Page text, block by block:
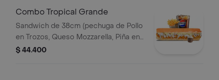
Combo Tropical Grande
Sandwich de 38cm (pechuga de Pollo
en Trozos, Queso Mozzarella, Piña en
Trozos y Salsa de Ajo) Papa Francesa
$ 44.400